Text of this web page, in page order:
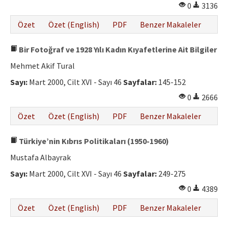
0
3136
Özet
Özet (English) PDF Benzer Makaleler
Bir Fotoğraf ve 1928 Yılı Kadın Kıyafetlerine Ait Bilgiler
Mehmet Akif Tural
Sayı: Mart 2000, Cilt XVI - Sayı 46 Sayfalar: 145-152
0
2666
Özet
Özet (English) PDF Benzer Makaleler
Türkiye’nin Kıbrıs Politikaları (1950-1960)
Mustafa Albayrak
Sayı: Mart 2000, Cilt XVI - Sayı 46 Sayfalar: 249-275
0
4389
Özet
Özet (English) PDF Benzer Makaleler